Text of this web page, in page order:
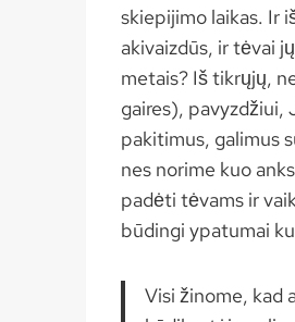
skiepijimo laikas. Ir
akivaizdūs, ir tėvai
metais? Iš tikrųjų,
gaires), pavyzdžiui,
pakitimus, galimus
nes norime kuo
padėti tėvams ir
būdingi ypatumai
Visi žinome, kad